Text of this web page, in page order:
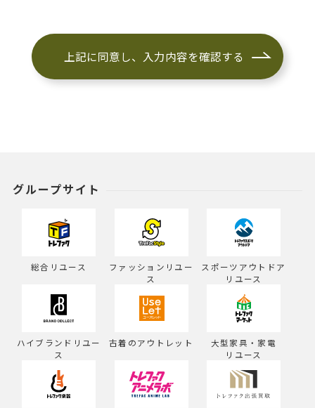
グループサイト
総合リユース
ファッションリユー
ス
スポーツアウトドア
リユース
ハイブランドリユー
ス
古着のアウトレット
大型家具・家電
リユース